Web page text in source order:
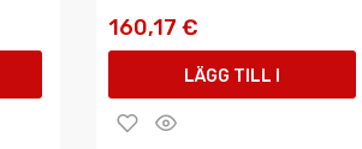
160,17 €
LÄGG TILL I
VARUKORGEN